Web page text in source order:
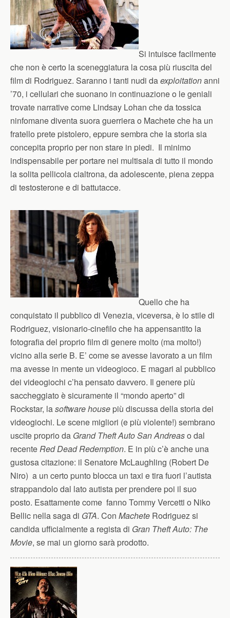
Si intuisce facilmente
che non è certo la sceneggiatura la cosa più riuscita del
film di Rodriguez. Saranno i tanti nudi daexploitationanni
’70, i cellulari che suonano in continuazione o le geniali
trovate narrative come Lindsay Lohan che da tossica
ninfomane diventa suora guerriera o Machete che ha un
fratello prete pistolero, eppure sembra che la storia sia
concepita proprio per non stare in piedi. Il minimo
indispensabile per portare nei multisala di tutto il mondo
la solita pellicola cialtrona, da adolescente, piena zeppa
di testosterone e di battutacce.
Quello che ha
conquistato il pubblico di Venezia, viceversa, è lo stile di
Rodriguez, visionario-cinefilo che ha appensantito la
fotografia del proprio film di genere molto (ma molto!)
vicino alla serie B. E’ come se avesse lavorato a un film
ma avesse in mente un videogioco. E magari al pubblico
dei videogiochi c’ha pensato davvero. Il genere più
saccheggiato è sicuramente il “mondo aperto” di
Rockstar, lasoftware house più discussa della storia dei
videogiochi. Le scene migliori (e più violente!) sembrano
uscite proprio da Grand Theft Auto San Andreaso dal
recenteRed Dead Redemption. E in più c’è anche una
gustosa citazione: il Senatore McLaughling (Robert De
Niro) a un certo punto blocca un taxi e tira fuori l’autista
strappandolo dal lato autista per prendere poi il suo
posto. Esattamente come fanno Tommy Vercetti o Niko
Bellic nella saga di GTA. Con Machete Rodriguez si
candida ufficialmente a regista di Gran Theft Auto: The
Movie, se mai un giorno sarà prodotto.